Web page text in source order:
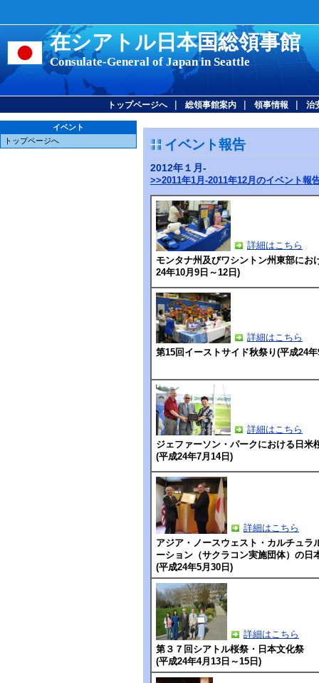
在シアトル日本国総領事館
Consulate-General of Japan in Seattle
トップページへ | 総領事館案内 | 領事情報 | 治
イベント
トップページへ
イベント報告
2012年１月-
>>2011年1月-2011年12月のイベント報
詳細はこちら
モンタナ州及びワシントン州東部にお
24年10月9日～12日)
詳細はこちら
第15回イーストサイド秋祭り(平成24
詳細はこちら
ジェファーソン・パークにおける日米
(平成24年7月14日)
詳細はこちら
アジア・ノースウェスト・カルチュラ
ーション（サクラコン実施団体）の日
(平成24年5月30日)
詳細はこちら
第３７回シアトル桜祭・日本文化祭
(平成24年4月13日～15日)